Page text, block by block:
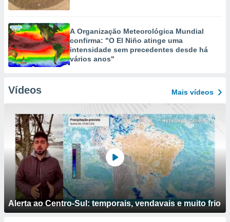
A Organização Meteorológica Mundial
confirma: "O El Niño atinge uma
intensidade sem precedentes desde há
vários anos"
Vídeos Mais vídeos
Alerta ao Centro-Sul: temporais, vendavais e muito frio